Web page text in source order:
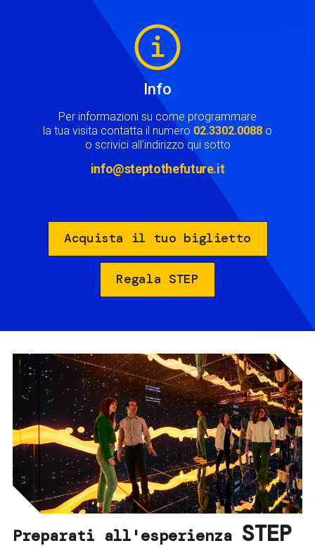
Info
Per informazioni su come programmare
la tua visita contatta il numero 02.3302.0088 o
o scrivici all'indirizzo qui sotto
info@steptothefuture.it
Acquista il tuo biglietto
Regala STEP
Preparati all'esperienza STEP